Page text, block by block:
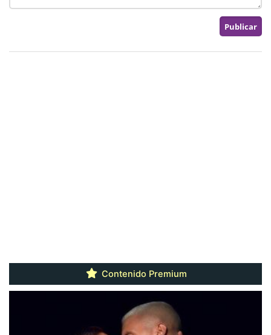
Contenido Premium